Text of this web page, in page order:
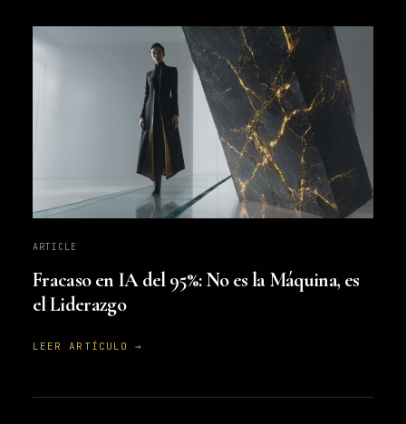
ARTICLE
Fracaso en IA del 95%: No es la Máquina, es
el Liderazgo
LEER ARTÍCULO →